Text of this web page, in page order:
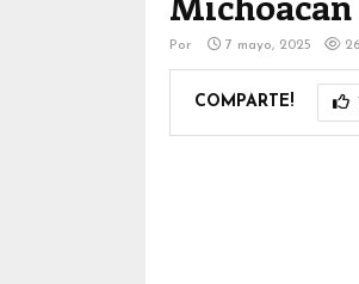
Por 7 mayo, 2025
COMPARTE!